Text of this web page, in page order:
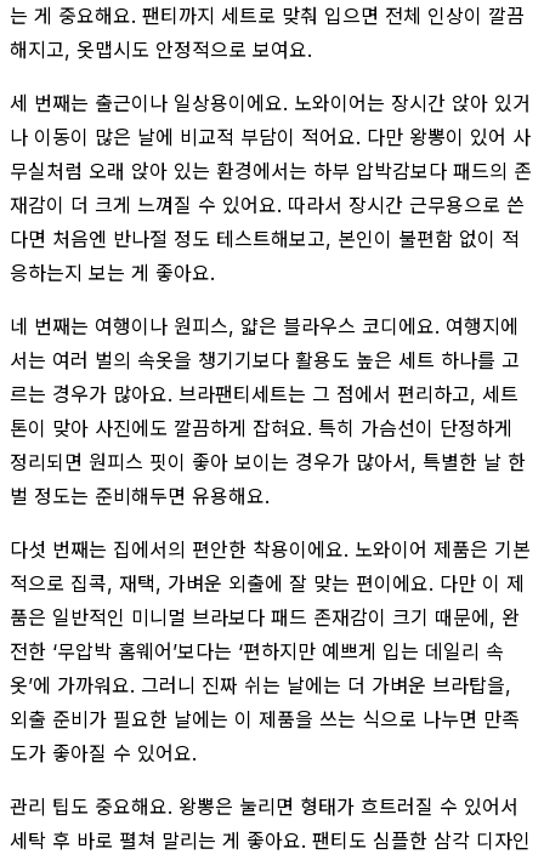
는 게 중요해요. 팬티까지 세트로 맞춰 입으면 전체 인상이 깔끔
해지고, 옷맵시도 안정적으로 보여요.
세 번째는 출근이나 일상용이에요. 노와이어는 장시간 앉아 있거
나 이동이 많은 날에 비교적 부담이 적어요. 다만 왕뽕이 있어 사
무실처럼 오래 앉아 있는 환경에서는 하부 압박감보다 패드의 존
재감이 더 크게 느껴질 수 있어요. 따라서 장시간 근무용으로 쓴
다면 처음엔 반나절 정도 테스트해보고, 본인이 불편함 없이 적
응하는지 보는 게 좋아요.
네 번째는 여행이나 원피스, 얇은 블라우스 코디에요. 여행지에
서는 여러 벌의 속옷을 챙기기보다 활용도 높은 세트 하나를 고
르는 경우가 많아요. 브라팬티세트는 그 점에서 편리하고, 세트
톤이 맞아 사진에도 깔끔하게 잡혀요. 특히 가슴선이 단정하게
정리되면 원피스 핏이 좋아 보이는 경우가 많아서, 특별한 날 한
벌 정도는 준비해두면 유용해요.
다섯 번째는 집에서의 편안한 착용이에요. 노와이어 제품은 기본
적으로 집콕, 재택, 가벼운 외출에 잘 맞는 편이에요. 다만 이 제
품은 일반적인 미니멀 브라보다 패드 존재감이 크기 때문에, 완
전한 ‘무압박 홈웨어’보다는 ‘편하지만 예쁘게 입는 데일리 속
옷’에 가까워요. 그러니 진짜 쉬는 날에는 더 가벼운 브라탑을,
외출 준비가 필요한 날에는 이 제품을 쓰는 식으로 나누면 만족
도가 좋아질 수 있어요.
관리 팁도 중요해요. 왕뽕은 눌리면 형태가 흐트러질 수 있어서
세탁 후 바로 펼쳐 말리는 게 좋아요. 팬티도 심플한 삼각 디자인